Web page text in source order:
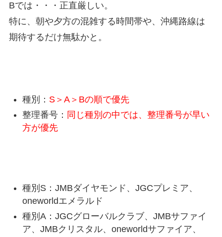
Bでは・・・正直厳しい。
特に、朝や夕方の混雑する時間帯や、沖縄路線は
期待するだけ無駄かと。
種別： S＞A＞Bの順で優先
整理番号： 同じ種別の中では、整理番号が早い
方が優先
種別S：JMBダイヤモンド、JGCプレミア、
oneworldエメラルド
種別A：JGCグローバルクラブ、JMBサファイ
ア、JMBクリスタル、oneworldサファイア、